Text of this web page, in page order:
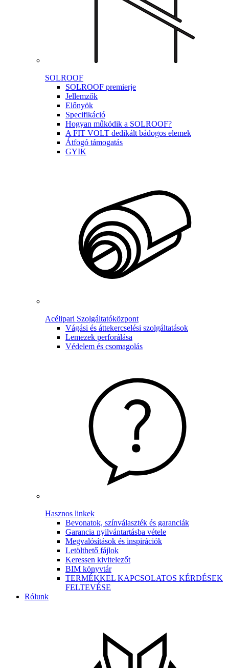
SOLROOF
SOLROOF premierje
Jellemzők
Előnyök
Specifikáció
Hogyan működik a SOLROOF?
A FIT VOLT dedikált bádogos elemek
Átfogó támogatás
GYIK
Acélipari Szolgáltatóközpont
Vágási és áttekercselési szolgáltatások
Lemezek perforálása
Védelem és csomagolás
Hasznos linkek
Bevonatok, színválaszték és garanciák
Garancia nyilvántartásba vétele
Megvalósítások és inspirációk
Letölthető fájlok
Keressen kivitelezőt
BIM könyvtár
TERMÉKKEL KAPCSOLATOS KÉRDÉSEK
FELTEVÉSE
Rólunk